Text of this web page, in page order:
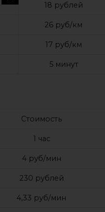
18 рублей
26 руб/км
17 руб/км
5 минут
Стоимость
1 час
4 руб/мин
230 рублей
4,33 руб/мин